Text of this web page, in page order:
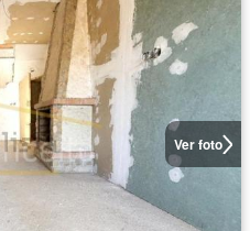
Ver foto